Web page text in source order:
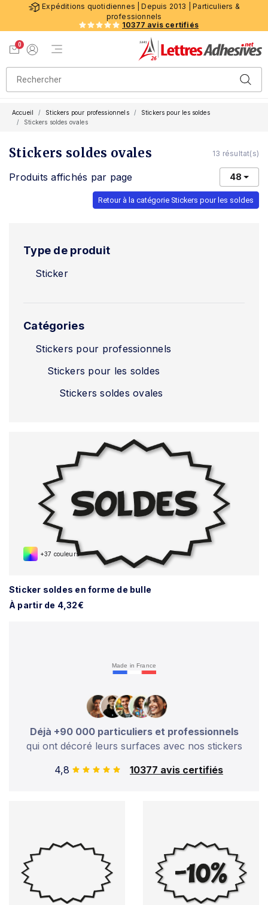
Expéditions quotidiennes | Depuis 2013 | Particuliers &
professionnels
10377 avis certifiés
0
Menu de navigation
Accueil Stickers pour professionnels
Stickers pour les soldes
Stickers soldes ovales
Stickers soldes ovales 13 résultat(s)
Produits affichés par page 48
Retour à la catégorie Stickers pour les soldes
Type de produit
Sticker
Catégories
Stickers pour professionnels
Stickers pour les soldes
Stickers soldes ovales
+37 couleurs
Sticker soldes en forme de bulle
À partir de 4,32€
Made in France
Déjà +90 000 particuliers et professionnels
qui ont décoré leurs surfaces avec nos stickers
4,8
10377 avis certifiés